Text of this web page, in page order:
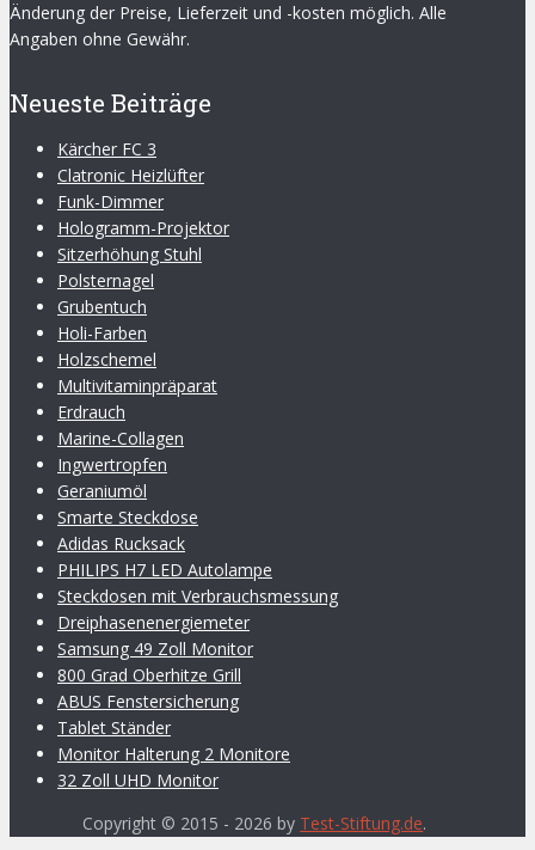
Änderung der Preise, Lieferzeit und -kosten möglich. Alle
Angaben ohne Gewähr.
Neueste Beiträge
Kärcher FC 3
Clatronic Heizlüfter
Funk-Dimmer
Hologramm-Projektor
Sitzerhöhung Stuhl
Polsternagel
Grubentuch
Holi-Farben
Holzschemel
Multivitaminpräparat
Erdrauch
Marine-Collagen
Ingwertropfen
Geraniumöl
Smarte Steckdose
Adidas Rucksack
PHILIPS H7 LED Autolampe
Steckdosen mit Verbrauchsmessung
Dreiphasenenergiemeter
Samsung 49 Zoll Monitor
800 Grad Oberhitze Grill
ABUS Fenstersicherung
Tablet Ständer
Monitor Halterung 2 Monitore
32 Zoll UHD Monitor
Copyright © 2015 - 2026 by Test-Stiftung.de.